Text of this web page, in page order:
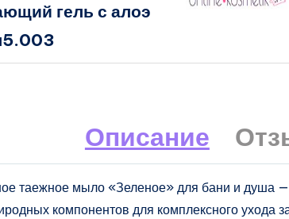
гель с алоэ
Описание
таежное мыло «Зеленое» для бани и душа —
компонентов для комплексного ухода